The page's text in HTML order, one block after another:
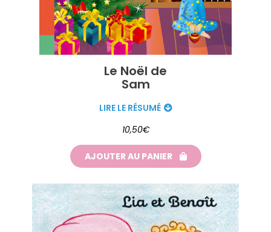
Le Noël de
Sam
LIRE LE RÉSUMÉ
10,50€
AJOUTER AU PANIER